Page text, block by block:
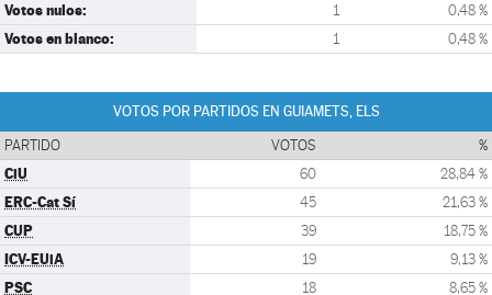
Votos nulos: 1 0,48 %
Votos en blanco: 1 0,48 %
VOTOS POR PARTIDOS EN GUIAMETS, ELS
PARTIDO VOTOS %
CiU 60 28,84 %
ERC-Cat Sí 45 21,63 %
CUP 39 18,75 %
ICV-EUiA 19 9,13 %
PSC 18 8,65 %